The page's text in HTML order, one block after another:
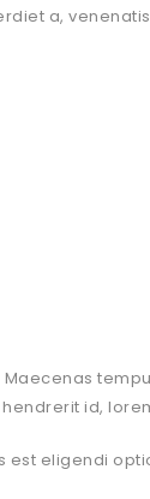
a,
id,
eligendi